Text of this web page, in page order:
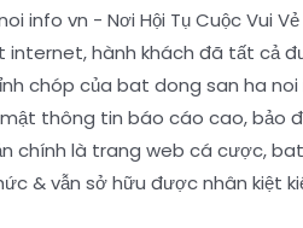
internet, hành khách đã tất cả
chóp của bat dong san ha
thông tin báo cáo cao, bảo
chính là trang web cá cược,
& vẫn sở hữu được nhân kiệt